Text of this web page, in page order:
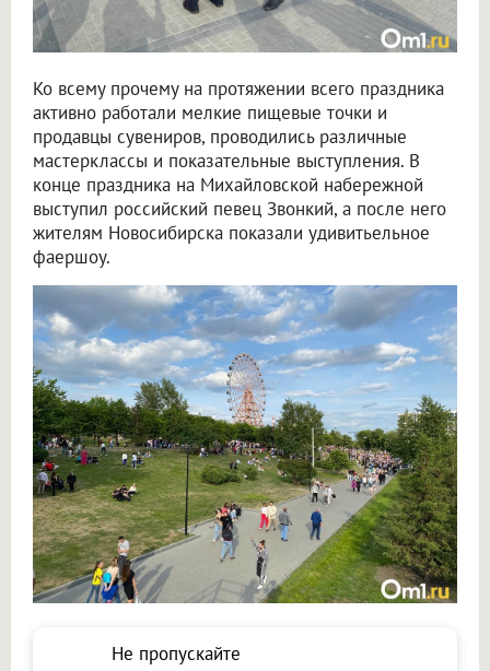
Ко всему прочему на протяжении всего праздника
активно работали мелкие пищевые точки и
продавцы сувениров, проводились различные
мастерклассы и показательные выступления. В
конце праздника на Михайловской набережной
выступил российский певец Звонкий, а после него
жителям Новосибирска показали удивитьельное
фаершоу.
Не пропускайте